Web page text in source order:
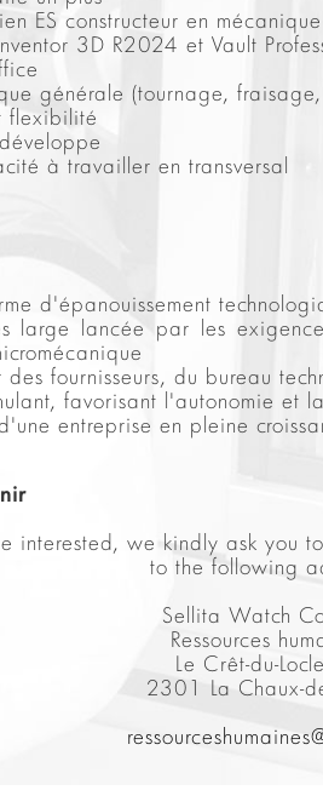
ES constructeur en
3D R2024 et Vault
générale (tournage,
flexibilité
à travailler en transversal
d'épanouissement
large lancée par les
fournisseurs, du bureau
favorisant l'autonomie et
entreprise en pleine
interested, we kindly ask you
to the following
Sellita Watch
Ressources
Le Crêt-du-
2301 La Chaux-